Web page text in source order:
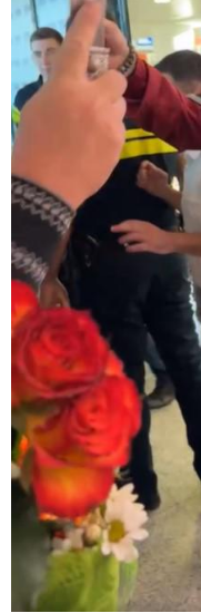
13:24 / 07-08-2026
ევროპაში საწვავის
რომელ ქვეყნებშია
ყველაზე იაფი